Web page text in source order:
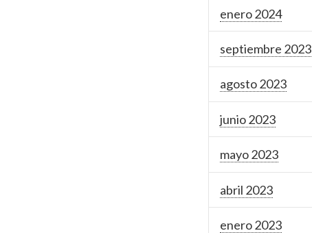
enero 2024
septiembre 2023
agosto 2023
junio 2023
mayo 2023
abril 2023
enero 2023